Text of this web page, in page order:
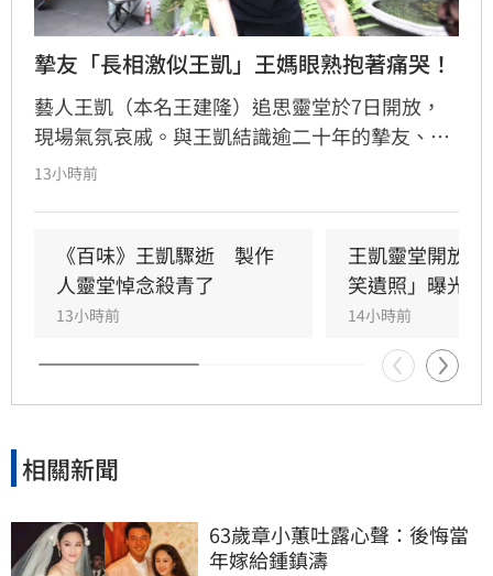
摯友「長相激似王凱」王媽眼熟抱著痛哭！
藝人王凱（本名王建隆）追思靈堂於7日開放，
現場氣氛哀戚。與王凱結識逾二十年的摯友、邱
瓈寬特助Jeff現身協助打點後事。由於兩人外貌
助，演藝圈大姐大邱瓈寬展現義氣，主動承擔治
喪事宜並指派Jeff全程留守，陪伴王凱走完人生
最後一程。這場深厚的兄弟情誼與邱瓈寬的溫暖
義舉，成為家屬在面臨驟變時最堅強的後盾，各
界也紛紛對這
13小時前
《百味》王凱驟逝　製作
人靈堂悼念殺青了
13小時前
王凱靈堂開放
笑遺照」曝光
14小時前
相關新聞
63歲章小蕙吐露心聲：後悔當
年嫁給鍾鎮濤